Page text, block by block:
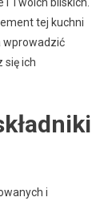
tej kuchni
wprowadzić
się ich
i